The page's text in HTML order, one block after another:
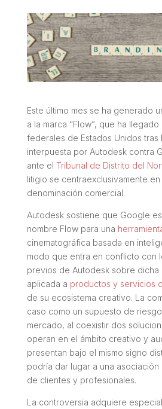
Este último mes se ha generado
a la marca “Flow”, que ha
federales de Estados Unidos tras
interpuesta por Autodesk contra
ante el Tribunal de Distrito del
litigio se centraexclusivamente
denominación comercial.
Autodesk sostiene que Google
nombre Flow para una
cinematográfica basada en
modo que entra en conflicto con
previos de Autodesk sobre dicha
aplicada a productos y servicios
de su ecosistema creativo. La
caso como un supuesto de
mercado, al coexistir dos
operan en el ámbito creativo y
presentan bajo el mismo signo
podría dar lugar a una
de clientes y profesionales.
La controversia adquiere